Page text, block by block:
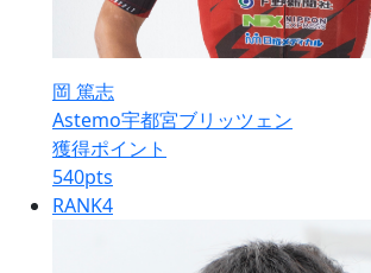
岡 篤志
Astemo宇都宮ブリッツェン
獲得ポイント
540pts
RANK4